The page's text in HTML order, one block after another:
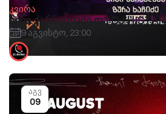
კვირა
ნინი ქარსელაძე და DJ HISTAR
9 აგვისტო, 23:00
აგვ
09